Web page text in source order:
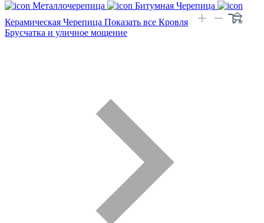
Металлочерепица
Битумная Черепица
Керамическая Черепица Показать все Кровля
Брусчатка и уличное мощение